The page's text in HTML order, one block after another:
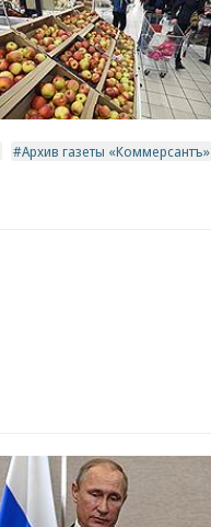
Архив газеты «Коммерсантъ»